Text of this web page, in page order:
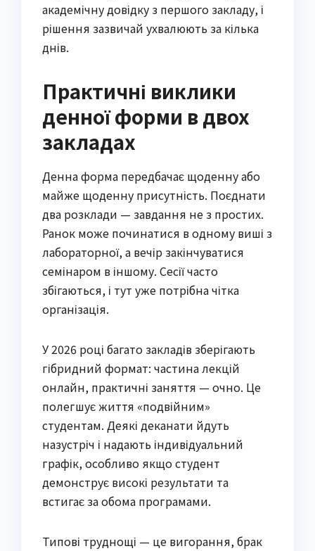
академічну довідку з першого закладу, і
рішення зазвичай ухвалюють за кілька
днів.
Практичні виклики
денної форми в двох
закладах
Денна форма передбачає щоденну або
майже щоденну присутність. Поєднати
два розклади — завдання не з простих.
Ранок може починатися в одному виші з
лабораторної, а вечір закінчуватися
семінаром в іншому. Сесії часто
збігаються, і тут уже потрібна чітка
організація.
У 2026 році багато закладів зберігають
гібридний формат: частина лекцій
онлайн, практичні заняття — очно. Це
полегшує життя «подвійним»
студентам. Деякі деканати йдуть
назустріч і надають індивідуальний
графік, особливо якщо студент
демонструє високі результати та
встигає за обома програмами.
Типові труднощі — це вигорання, брак